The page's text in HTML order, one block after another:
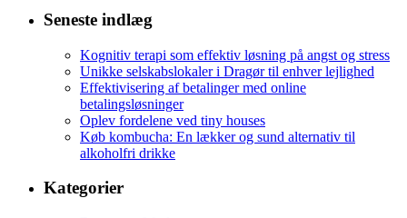
Seneste indlæg
Kognitiv terapi som effektiv løsning på angst og stress
Unikke selskabslokaler i Dragør til enhver lejlighed
Effektivisering af betalinger med online
betalingsløsninger
Oplev fordelene ved tiny houses
Køb kombucha: En lækker og sund alternativ til
alkoholfri drikke
Kategorier